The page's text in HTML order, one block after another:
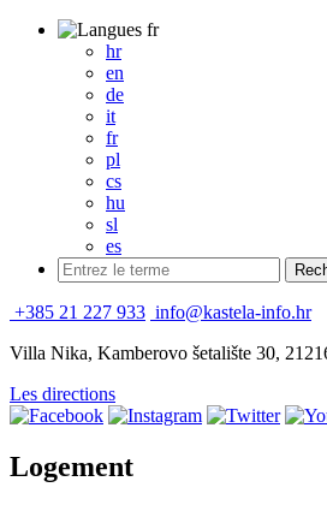
fr
hr
en
de
it
fr
pl
cs
hu
sl
es
+385 21 227 933 info@kastela-info.hr
Villa Nika, Kamberovo šetalište 30,
Les directions
Logement